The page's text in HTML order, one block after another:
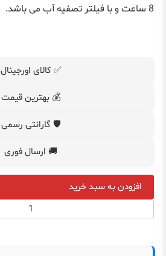
8 ساعت و با فیلتر تصفیه آب می باشد.
✅ کالای اورجینال
💰 بهترین قیمت
🛡️ گارانتی رسمی
🚚 ارسال فوری
افزودن به سبد خرید